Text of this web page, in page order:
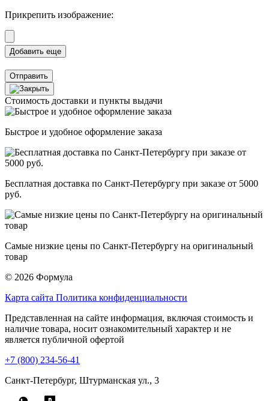
Прикрепить изображение:
Отправить
Стоимость доставки и пункты выдачи
Быстрое и удобное оформление заказа
Бесплатная доставка по Санкт-Петербургу при заказе от 5000
руб.
Самые низкие цены по Санкт-Петербургу на оригинальный
товар
© 2026 Формула
Карта сайта Политика конфиденциальности
Представленная на сайте информация, включая стоимость и
наличие товара, носит ознакомительный характер и не
является публичной офертой
+7 (800) 234-56-41
Санкт-Петербург, Штурманская ул., 3